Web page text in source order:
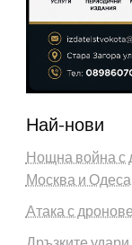
Най-нови
Нощна война с
Москва и Одеса
Атака с